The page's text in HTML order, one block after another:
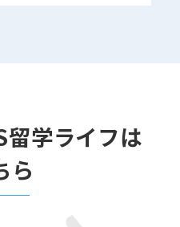
留学ライフは
ら